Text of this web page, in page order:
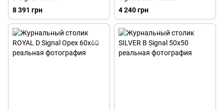
8 391 грн 4 240 грн